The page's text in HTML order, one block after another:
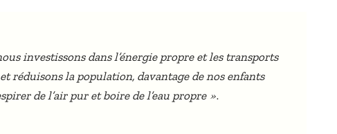
investissons dans l’énergie propre et les transports
réduisons la population, davantage de nos enfants
de l’air pur et boire de l’eau propre».